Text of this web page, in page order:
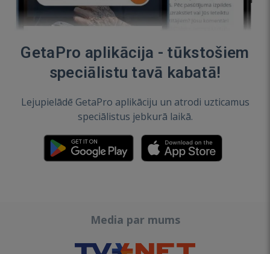
GetaPro aplikācija - tūkstošiem
speciālistu tavā kabatā!
Lejupielādē GetaPro aplikāciju un atrodi uzticamus
speciālistus jebkurā laikā.
Media par mums